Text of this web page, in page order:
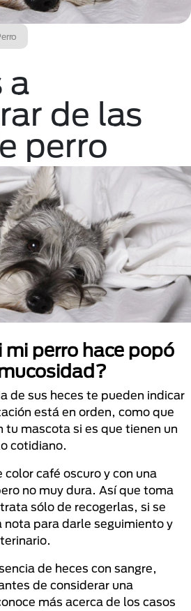
a
de las
perro
mi perro hace popó
de sus heces te pueden indicar
está en orden, como que
tu mascota si es que tienen un
cotidiano.
color café oscuro y con una
no muy dura. Así que toma
sólo de recogerlas, si se
para darle seguimiento y
de heces con sangre,
de considerar una
más acerca de los casos